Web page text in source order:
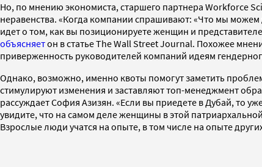
Но, по мнению экономиста, старшего партнера Workforce
неравенства. «Когда компании спрашивают: «Что мы
идет о том, как вы позиционируете женщин и
объясняетон в статье The Wall Street Journal. Похожее
приверженность руководителей компаний идеям
Однако, возможно, именно квоты помогут заметить
стимулируют изменения и заставляют топ-менеджмент
рассуждает София Азизян. «Если вы приедете в Дубай, то
увидите, что на самом деле женщины в этой
Взрослые люди учатся на опыте, в том числе на опыте